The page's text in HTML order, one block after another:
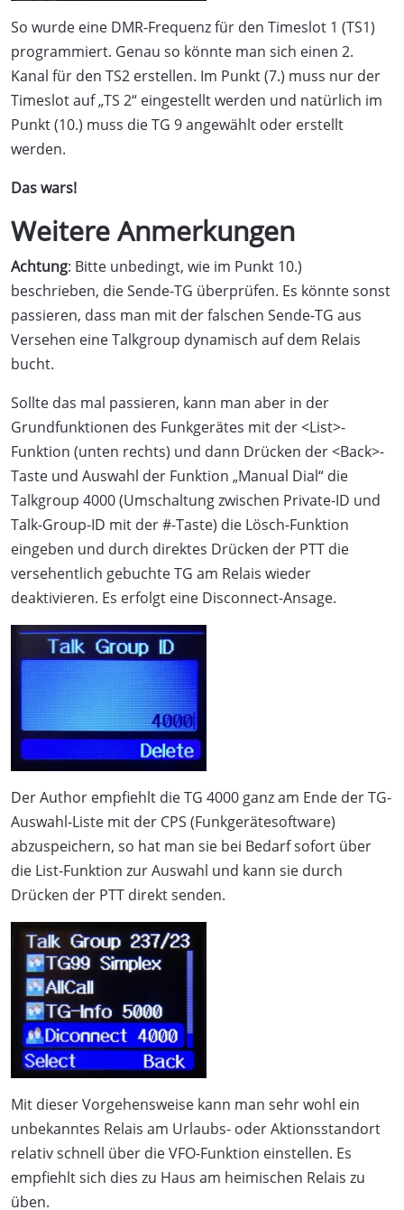
So wurde eine DMR-Frequenz für den Timeslot 1 (TS1)
programmiert. Genau so könnte man sich einen 2.
Kanal für den TS2 erstellen. Im Punkt (7.) muss nur der
Timeslot auf „TS 2“ eingestellt werden und natürlich im
Punkt (10.) muss die TG 9 angewählt oder erstellt
werden.
Das wars!
Weitere Anmerkungen
Achtung: Bitte unbedingt, wie im Punkt 10.)
beschrieben, die Sende-TG überprüfen. Es könnte sonst
passieren, dass man mit der falschen Sende-TG aus
Versehen eine Talkgroup dynamisch auf dem Relais
bucht.
Sollte das mal passieren, kann man aber in der
Grundfunktionen des Funkgerätes mit der <List>-
Funktion (unten rechts) und dann Drücken der <Back>-
Taste und Auswahl der Funktion „Manual Dial“ die
Talkgroup 4000 (Umschaltung zwischen Private-ID und
Talk-Group-ID mit der #-Taste) die Lösch-Funktion
eingeben und durch direktes Drücken der PTT die
versehentlich gebuchte TG am Relais wieder
deaktivieren. Es erfolgt eine Disconnect-Ansage.
Der Author empfiehlt die TG 4000 ganz am Ende der TG-
Auswahl-Liste mit der CPS (Funkgerätesoftware)
abzuspeichern, so hat man sie bei Bedarf sofort über
die List-Funktion zur Auswahl und kann sie durch
Drücken der PTT direkt senden.
Mit dieser Vorgehensweise kann man sehr wohl ein
unbekanntes Relais am Urlaubs- oder Aktionsstandort
relativ schnell über die VFO-Funktion einstellen. Es
empfiehlt sich dies zu Haus am heimischen Relais zu
üben.